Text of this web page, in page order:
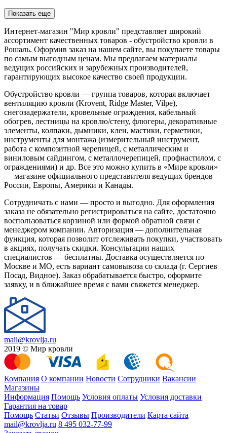
Показать еще
Интернет-магазин "Мир кровли" представляет широкий
ассортимент качественных товаров - обустройство кровли в
Рошаль. Оформив заказ на нашем сайте, вы покупаете товары
по самым выгодным ценам. Мы предлагаем материалы
ведущих российских и зарубежных производителей,
гарантирующих высокое качество своей продукции.
Обустройство кровли — группа товаров, которая включает
вентиляцию кровли (Krovent, Ridge Master, Vilpe),
снегозадержатели, кровельные ограждения, кабельный
обогрев, лестницы на кровлю/стену, флюгеры, декоративные
элементы, колпаки, дымники, клеи, мастики, герметики,
инструменты для монтажа (измерительный инструмент,
работа с композитной черепицей, с металлическим и
виниловым сайдингом, с металлочерепицей, профнастилом, с
ограждениями) и др. Все это можно купить в «Мире кровли»
— магазине официального представителя ведущих брендов
России, Европы, Америки и Канады.
Сотрудничать с нами — просто и выгодно. Для оформления
заказа не обязательно регистрироваться на сайте, достаточно
воспользоваться корзиной или формой обратной связи с
менеджером компании. Авторизация — дополнительная
функция, которая позволит отслеживать покупки, участвовать
в акциях, получать скидки. Консультации наших
специалистов — бесплатны. Доставка осуществляется по
Москве и МО, есть вариант самовывоза со склада (г. Сергиев
Посад, Видное). Заказ обрабатывается быстро, оформите
заявку, и в ближайшее время с вами свяжется менеджер.
mail@krovlja.ru
2019 © Мир кровли
Компания О компании Новости Сотрудники Вакансии
Магазины
Информация Помощь Условия оплаты Условия доставки
Гарантия на товар
Помощь Статьи Отзывы Производители Карта сайта
mail@krovlja.ru 8 495 032-77-99